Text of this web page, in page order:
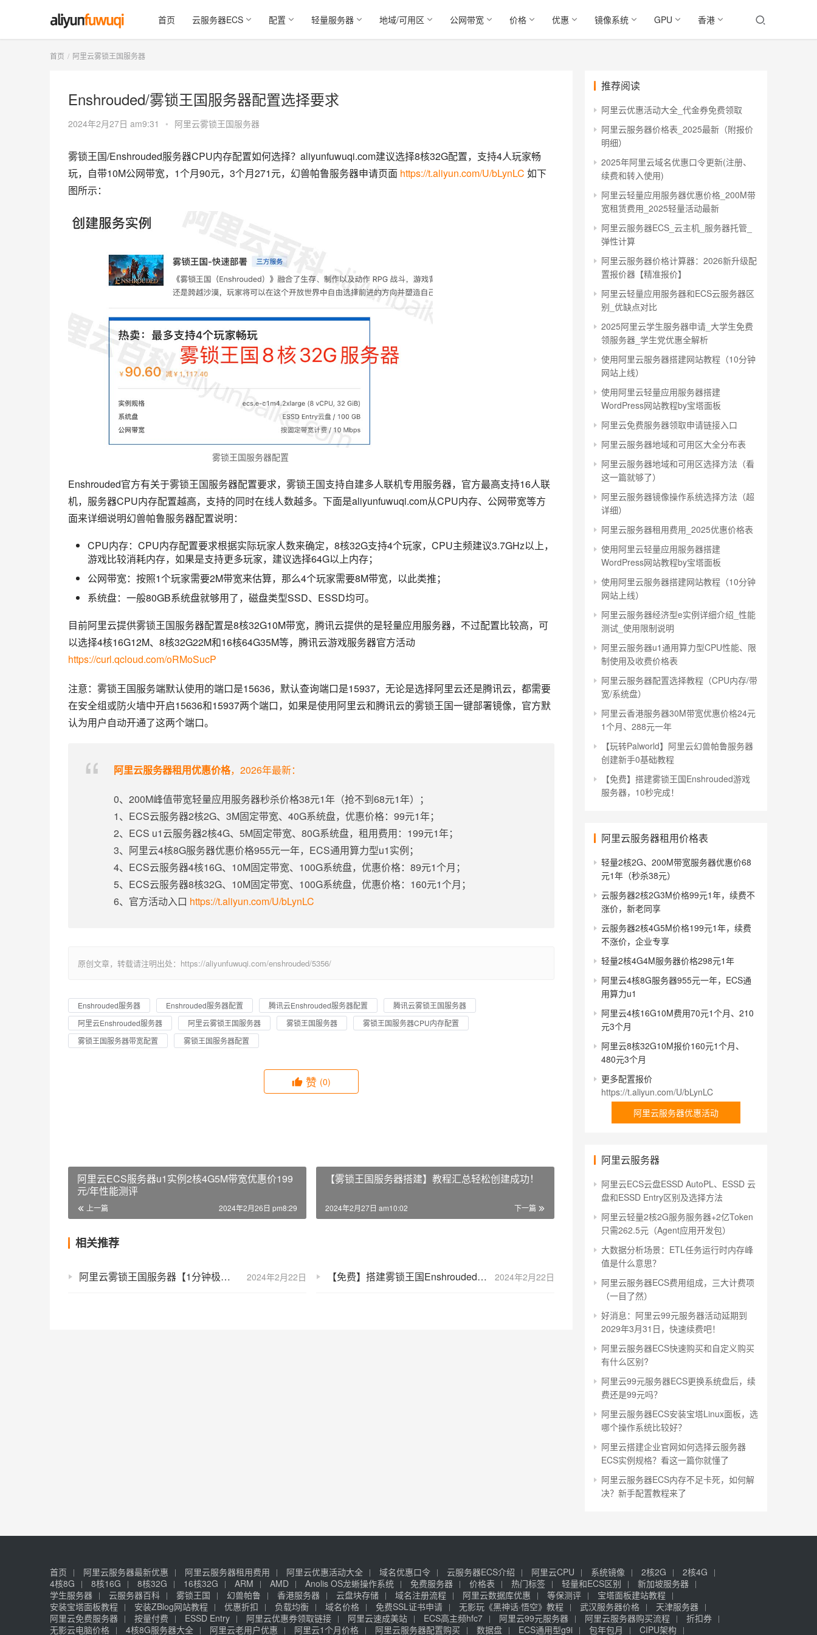
首页 云服务器ECS 配置 轻量服务器 地域/可用区 公网带宽 价格 优惠 镜像系统 GPU 香港
首页 阿里云雾锁王国服务器
Enshrouded/雾锁王国服务器配置选择要求
2024年2月27日 am9:31 • 阿里云雾锁王国服务器
雾锁王国/Enshrouded服务器CPU内存配置如何选择？aliyunfuwuqi.com建议选择8核32G配置，支持4人玩家畅
玩，自带10M公网带宽，1个月90元，3个月271元，幻兽帕鲁服务器申请页面 https://t.aliyun.com/U/bLynLC 如下
图所示：
雾锁王国服务器配置
Enshrouded官方有关于雾锁王国服务器配置要求，雾锁王国支持自建多人联机专用服务器，官方最高支持16人联
机，服务器CPU内存配置越高，支持的同时在线人数越多。下面是aliyunfuwuqi.com从CPU内存、公网带宽等方
面来详细说明幻兽帕鲁服务器配置说明：
CPU内存：CPU内存配置要求根据实际玩家人数来确定，8核32G支持4个玩家，CPU主频建议3.7GHz以上，
游戏比较消耗内存，如果是支持更多玩家，建议选择64G以上内存；
公网带宽：按照1个玩家需要2M带宽来估算，那么4个玩家需要8M带宽，以此类推；
系统盘：一般80GB系统盘就够用了，磁盘类型SSD、ESSD均可。
目前阿里云提供雾锁王国服务器配置是8核32G10M带宽，腾讯云提供的是轻量应用服务器，不过配置比较高，可
https://curl.qcloud.com/oRMoSucP
注意：雾锁王国服务端默认使用的端口是15636，默认查询端口是15937，无论是选择阿里云还是腾讯云，都需要
在安全组或防火墙中开启15636和15937两个端口，如果是使用阿里云和腾讯云的雾锁王国一键部署镜像，官方默
认为用户自动开通了这两个端口。
阿里云服务器租用优惠价格，2026年最新：
0、200M峰值带宽轻量应用服务器秒杀价格38元1年（抢不到68元1年）；
1、ECS云服务器2核2G、3M固定带宽、40G系统盘，优惠价格：99元1年；
2、ECS u1云服务器2核4G、5M固定带宽、80G系统盘，租用费用：199元1年；
3、阿里云4核8G服务器优惠价格955元一年，ECS通用算力型u1实例；
4、ECS云服务器4核16G、10M固定带宽、100G系统盘，优惠价格：89元1个月；
5、ECS云服务器8核32G、10M固定带宽、100G系统盘，优惠价格：160元1个月；
6、官方活动入口 https://t.aliyun.com/U/bLynLC
原创文章，转载请注明出处：https://aliyunfuwuqi.com/enshrouded/5356/
Enshrouded服务器 Enshrouded服务器配置 腾讯云Enshrouded服务器配置
腾讯云雾锁王国服务器
阿里云Enshrouded服务器
阿里云雾锁王国服务器 雾锁王国服务器
雾锁王国服务器CPU内存配置
雾锁王国服务器带宽配置
雾锁王国服务器配置
赞 (0)
阿里云ECS服务器u1实例2核4G5M带宽优惠价199
元/年性能测评
上一篇 2024年2月26日 pm8:29
【雾锁王国服务器搭建】教程汇总轻松创建成功！
下一篇
2024年2月27日 am10:02
相关推荐
2024年2月22日
阿里云雾锁王国服务器【1分钟极速开服】8核32G配置4玩家联机游戏 2024年2月22日
【免费】搭建雾锁王国Enshrouded游戏服务器，10秒完成！
推荐阅读
阿里云优惠活动大全_代金券免费领取
阿里云服务器价格表_2025最新（附报价
明细）
2025年阿里云域名优惠口令更新(注册、
续费和转入使用)
阿里云轻量应用服务器优惠价格_200M带
宽租赁费用_2025轻量活动最新
阿里云服务器ECS_云主机_服务器托管_
弹性计算
阿里云服务器价格计算器：2026新升级配
置报价器【精准报价】
阿里云轻量应用服务器和ECS云服务器区
别_优缺点对比
2025阿里云学生服务器申请_大学生免费
领服务器_学生党优惠全解析
使用阿里云服务器搭建网站教程（10分钟
网站上线）
使用阿里云轻量应用服务器搭建
WordPress网站教程by宝塔面板
阿里云免费服务器领取申请链接入口
阿里云服务器地域和可用区大全分布表
阿里云服务器地域和可用区选择方法（看
这一篇就够了）
阿里云服务器镜像操作系统选择方法（超
详细）
阿里云服务器租用费用_2025优惠价格表
使用阿里云轻量应用服务器搭建
WordPress网站教程by宝塔面板
使用阿里云服务器搭建网站教程（10分钟
网站上线）
阿里云服务器经济型e实例详细介绍_性能
测试_使用限制说明
阿里云服务器u1通用算力型CPU性能、限
制使用及收费价格表
阿里云服务器配置选择教程（CPU内存/带
宽/系统盘）
阿里云香港服务器30M带宽优惠价格24元
1个月、288元一年
【玩转Palworld】阿里云幻兽帕鲁服务器
创建新手0基础教程
【免费】搭建雾锁王国Enshrouded游戏
服务器，10秒完成！
阿里云服务器租用价格表
轻量2核2G、200M带宽服务器优惠价68
元1年（秒杀38元）
云服务器2核2G3M价格99元1年，续费不
涨价，新老同享
云服务器2核4G5M价格199元1年，续费
不涨价，企业专享
轻量2核4G4M服务器价格298元1年
阿里云4核8G服务器955元一年，ECS通
用算力u1
阿里云4核16G10M费用70元1个月、210
元3个月
阿里云8核32G10M报价160元1个月、
480元3个月
更多配置报价
https://t.aliyun.com/U/bLynLC
阿里云服务器优惠活动
阿里云服务器
阿里云ECS云盘ESSD AutoPL、ESSD 云
盘和ESSD Entry区别及选择方法
阿里云轻量2核2G服务服务器+2亿Token
只需262.5元（Agent应用开发包）
大数据分析场景：ETL任务运行时内存峰
值是什么意思？
阿里云服务器ECS费用组成，三大计费项
（一目了然）
好消息：阿里云99元服务器活动延期到
2029年3月31日，快速续费吧！
阿里云服务器ECS快速购买和自定义购买
有什么区别?
阿里云99元服务器ECS更换系统盘后，续
费还是99元吗？
阿里云服务器ECS安装宝塔Linux面板，选
哪个操作系统比较好？
阿里云搭建企业官网如何选择云服务器
ECS实例规格？看这一篇你就懂了
阿里云服务器ECS内存不足卡死，如何解
决？新手配置教程来了
首页 阿里云服务器最新优惠 阿里云服务器租用费用 阿里云优惠活动大全 域名优惠口令 云服务器ECS介绍 阿里云CPU 系统镜像 2核2G
2核4G
4核8G
8核16G 8核32G 16核32G ARM AMD Anolis OS龙蜥操作系统 免费服务器 价格表 热门标签 轻量和ECS区别
新加坡服务器
学生服务器
云服务器百科 雾锁王国 幻兽帕鲁 香港服务器 云盘块存储 域名注册流程 阿里云数据库优惠 等保测评
宝塔面板建站教程
安装宝塔面板教程
安装ZBlog网站教程 优惠折扣 负载均衡 域名价格 免费SSL证书申请 无影玩《黑神话·悟空》教程 武汉服务器价格
天津服务器
阿里云免费服务器
按量付费 ESSD Entry 阿里云优惠券领取链接 阿里云速成美站 ECS高主频hfc7 阿里云99元服务器 阿里云服务器购买流程
折扣券
无影云电脑价格
4核8G服务器大全 阿里云老用户优惠 阿里云1个月价格 阿里云服务器配置购买 数据盘 ECS通用型g9i 包年包月 CIPU架构